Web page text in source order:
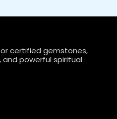
certified gemstones,
powerful spiritual